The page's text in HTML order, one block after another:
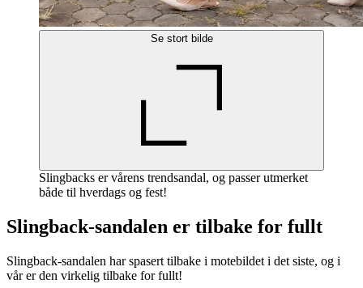
Se stort bilde
Slingbacks er vårens trendsandal, og passer utmerket
både til hverdags og fest!
Slingback-sandalen er tilbake for fullt
Slingback-sandalen har spasert tilbake i motebildet i det siste, og i
vår er den virkelig tilbake for fullt!